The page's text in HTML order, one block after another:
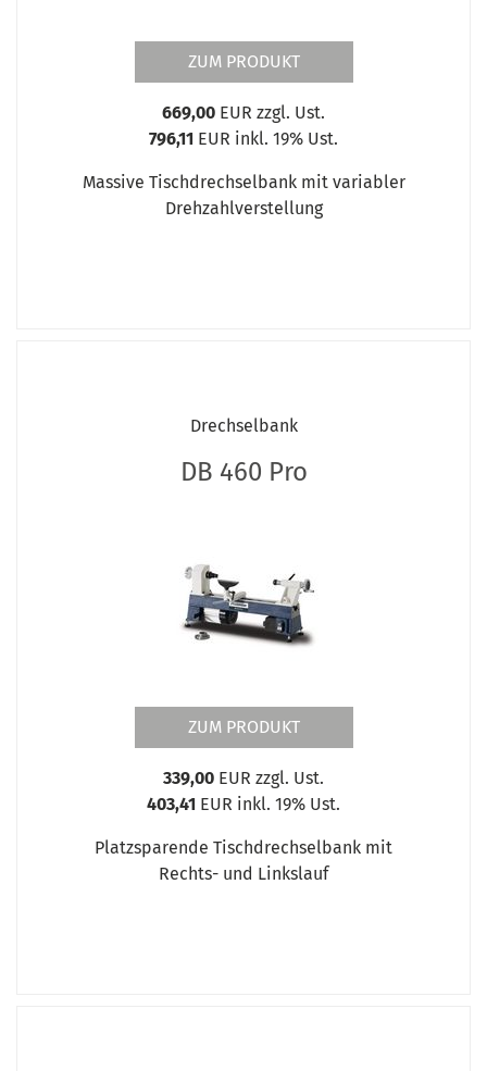
ZUM PRODUKT
669,00 EUR zzgl. Ust.
796,11 EUR inkl. 19% Ust.
Massive Tischdrechselbank mit variabler
Drehzahlverstellung
Drechselbank
DB 460 Pro
ZUM PRODUKT
339,00 EUR zzgl. Ust.
403,41 EUR inkl. 19% Ust.
Platzsparende Tischdrechselbank mit
Rechts- und Linkslauf